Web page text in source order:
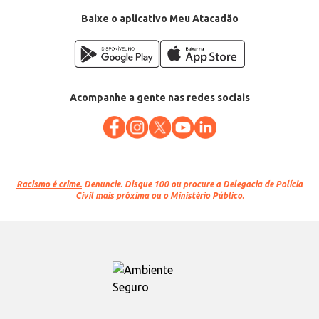
Baixe o aplicativo Meu Atacadão
Acompanhe a gente nas redes sociais
Racismo é crime. Denuncie. Disque 100 ou procure a Delegacia de Polícia
Civil mais próxima ou o Ministério Público.